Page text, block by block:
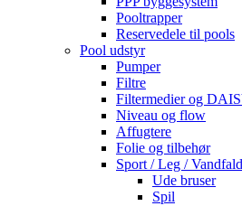
Pooltrapper
Reservedele til pools
Pool udstyr
Pumper
Filtre
Filtermedier og
Niveau og flow
Affugtere
Folie og tilbehør
Sport / Leg / Vandfald
Ude bruser
Spil